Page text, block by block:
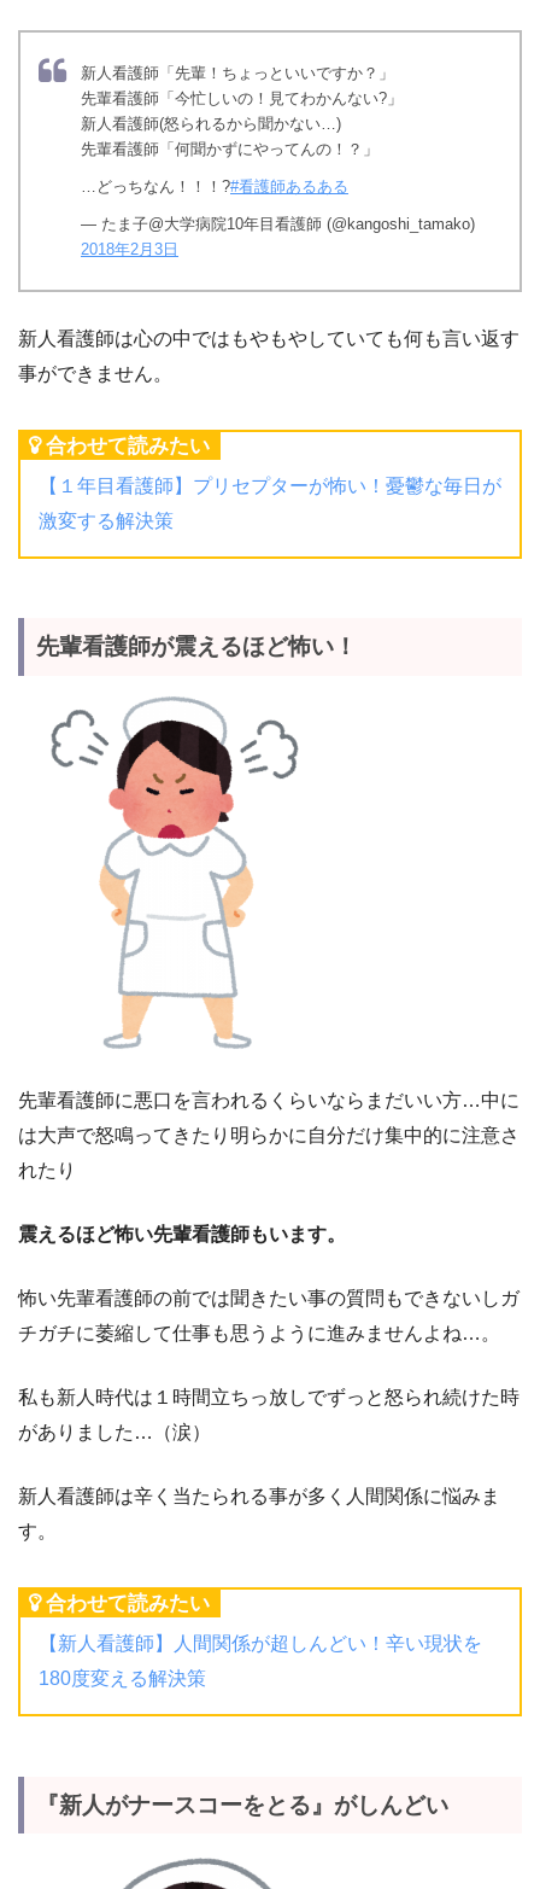
新人看護師「先輩！ちょっといいですか？」
先輩看護師「今忙しいの！見てわかんない?」
新人看護師(怒られるから聞かない…)
先輩看護師「何聞かずにやってんの！？」
…どっちなん！！！?#看護師あるある
— たま子@大学病院10年目看護師 (@kangoshi_tamako)
2018年2月3日
新人看護師は心の中ではもやもやしていても何も言い返す
事ができません。
合わせて読みたい
【１年目看護師】プリセプターが怖い！憂鬱な毎日が
激変する解決策
先輩看護師が震えるほど怖い！
先輩看護師に悪口を言われるくらいならまだいい方…中に
は大声で怒鳴ってきたり明らかに自分だけ集中的に注意さ
れたり
震えるほど怖い先輩看護師もいます。
怖い先輩看護師の前では聞きたい事の質問もできないしガ
チガチに萎縮して仕事も思うように進みませんよね…。
私も新人時代は１時間立ちっ放しでずっと怒られ続けた時
がありました…（涙）
新人看護師は辛く当たられる事が多く人間関係に悩みま
す。
合わせて読みたい
【新人看護師】人間関係が超しんどい！辛い現状を
180度変える解決策
『新人がナースコーをとる』がしんどい